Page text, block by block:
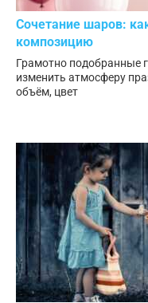
Сочетание шаров:
композицию
Грамотно подобранные
изменить атмосферу
объём, цвет